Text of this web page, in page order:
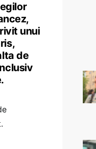
unui
de